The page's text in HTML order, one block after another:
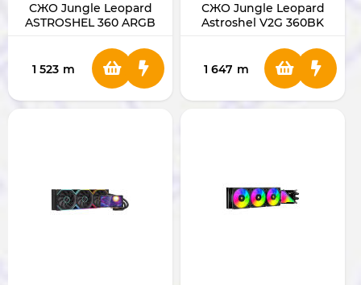
СЖО Jungle Leopard
ASTROSHEL 360 ARGB
1 523 m
СЖО Jungle Leopard
Astroshel V2G 360BK
1 647 m